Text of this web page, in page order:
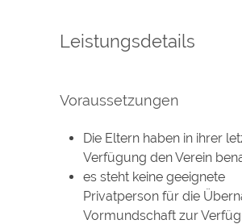
Leistungsdetails
Voraussetzungen
Die Eltern haben in ihrer
Verfügung den Verein
es steht keine geeignete
Privatperson für die
Vormundschaft zur